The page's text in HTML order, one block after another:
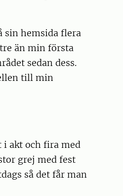
sin hemsida flera
än min första
sedan dess.
till min
i akt och fira med
grej med fest
så det får man